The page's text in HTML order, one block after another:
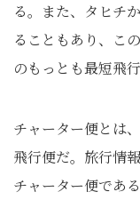
る。また、タヒチ
ることもあり、こ
のもっとも最短飛
チャーター便とは
飛行便だ。旅行情
チャーター便であ